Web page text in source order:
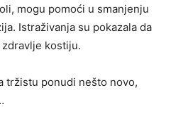
mogu pomoći u smanjenju
Istraživanja su pokazala da
kostiju.
tržistu ponudi nešto novo,